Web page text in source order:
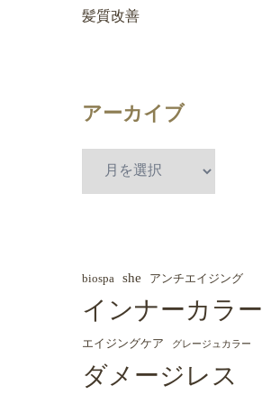
髪質改善
アーカイブ
biospa she アンチエイジング
インナーカラー
エイジングケア グレージュカラー
ダメージレス